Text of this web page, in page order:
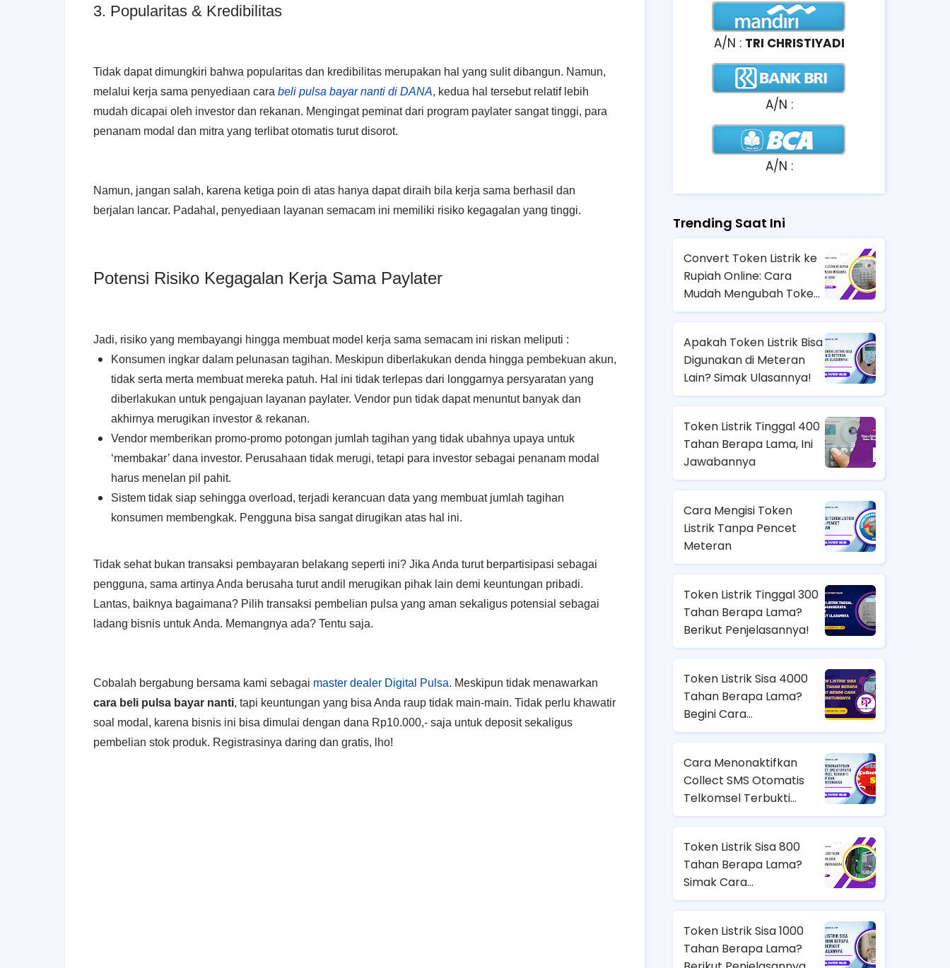
3. Popularitas & Kredibilitas
Tidak dapat dimungkiri bahwa popularitas dan kredibilitas merupakan hal yang sulit dibangun. Namun,
melalui kerja sama penyediaan cara beli pulsa bayar nanti di DANA, kedua hal tersebut relatif lebih
mudah dicapai oleh investor dan rekanan. Mengingat peminat dari program paylater sangat tinggi, para
penanam modal dan mitra yang terlibat otomatis turut disorot.
Namun, jangan salah, karena ketiga poin di atas hanya dapat diraih bila kerja sama berhasil dan
berjalan lancar. Padahal, penyediaan layanan semacam ini memiliki risiko kegagalan yang tinggi.
Potensi Risiko Kegagalan Kerja Sama Paylater
Jadi, risiko yang membayangi hingga membuat model kerja sama semacam ini riskan meliputi :
Konsumen ingkar dalam pelunasan tagihan. Meskipun diberlakukan denda hingga pembekuan akun,
tidak serta merta membuat mereka patuh. Hal ini tidak terlepas dari longgarnya persyaratan yang
diberlakukan untuk pengajuan layanan paylater. Vendor pun tidak dapat menuntut banyak dan
akhirnya merugikan investor & rekanan.
Vendor memberikan promo-promo potongan jumlah tagihan yang tidak ubahnya upaya untuk
‘membakar’ dana investor. Perusahaan tidak merugi, tetapi para investor sebagai penanam modal
harus menelan pil pahit.
Sistem tidak siap sehingga overload, terjadi kerancuan data yang membuat jumlah tagihan
konsumen membengkak. Pengguna bisa sangat dirugikan atas hal ini.
Tidak sehat bukan transaksi pembayaran belakang seperti ini? Jika Anda turut berpartisipasi sebagai
pengguna, sama artinya Anda berusaha turut andil merugikan pihak lain demi keuntungan pribadi.
Lantas, baiknya bagaimana? Pilih transaksi pembelian pulsa yang aman sekaligus potensial sebagai
ladang bisnis untuk Anda. Memangnya ada? Tentu saja.
Cobalah bergabung bersama kami sebagai master dealer Digital Pulsa. Meskipun tidak menawarkan
cara beli pulsa bayar nanti, tapi keuntungan yang bisa Anda raup tidak main-main. Tidak perlu khawatir
soal modal, karena bisnis ini bisa dimulai dengan dana Rp10.000,- saja untuk deposit sekaligus
pembelian stok produk. Registrasinya daring dan gratis, lho!
A/N : TRI CHRISTIYADI
A/N :
A/N :
Trending Saat Ini
Convert Token Listrik ke
Rupiah Online: Cara
Mudah Mengubah Token
Jadi Uang Tunai
Apakah Token Listrik Bisa
Digunakan di Meteran
Lain? Simak Ulasannya!
Token Listrik Tinggal 400
Tahan Berapa Lama, Ini
Jawabannya
Cara Mengisi Token
Listrik Tanpa Pencet
Meteran
Token Listrik Tinggal 300
Tahan Berapa Lama?
Berikut Penjelasannya!
Token Listrik Sisa 4000
Tahan Berapa Lama?
Begini Cara
Menghitungnya
Cara Menonaktifkan
Collect SMS Otomatis
Telkomsel Terbukti
Efektif dan
Token Listrik Sisa 800
Tahan Berapa Lama?
Simak Cara
Menghitungnya dengan
Token Listrik Sisa 1000
Tahan Berapa Lama?